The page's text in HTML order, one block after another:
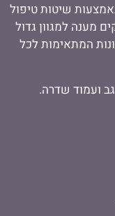
שיטות טיפול
מענה למגוון גדול
המתאימות לכל